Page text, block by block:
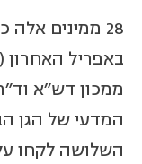
28 ממינים אלה כבר הוצגו ב
ממכון דש"א
המדעי של הגן
השלושה לקחו